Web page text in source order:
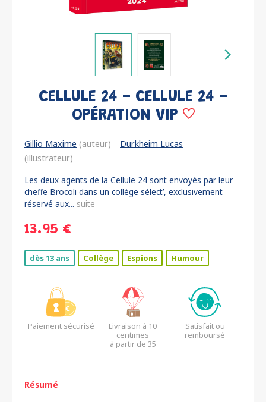
CELLULE 24 - CELLULE 24 -
OPÉRATION VIP
Gillio Maxime (auteur)
Durkheim Lucas
(illustrateur)
Les deux agents de la Cellule 24 sont envoyés par leur
cheffe Brocoli dans un collège sélect’, exclusivement
réservé aux... suite
13.95 €
dès 13 ans Collège Espions Humour
Paiement sécurisé
Livraison à 10
centimes
à partir de 35
Satisfait ou
remboursé
Résumé